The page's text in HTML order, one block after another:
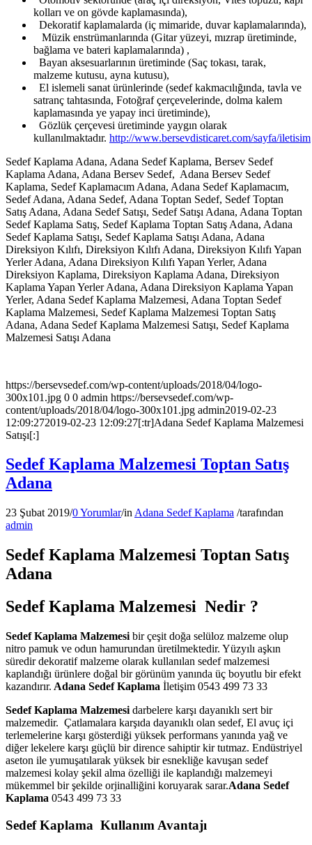
kolları ve on gövde kaplamasında),
Dekoratif kaplamalarda (iç mimaride, duvar kaplamalarında),
Müzik enstrümanlarında (Gitar yüzeyi, mızrap üretiminde,
bağlama ve bateri kaplamalarında) ,
Bayan aksesuarlarının üretiminde (Saç tokası, tarak,
malzeme kutusu, ayna kutusu),
El islemeli sanat ürünlerinde (sedef kakmacılığında, tavla ve
satranç tahtasında, Fotoğraf çerçevelerinde, dolma kalem
kaplamasında ye yapay inci üretiminde),
Gözlük çerçevesi üretiminde yaygın olarak
kullanılmaktadır. http://www.bersevdisticaret.com/sayfa/iletisim
Sedef Kaplama Adana, Adana Sedef Kaplama, Bersev Sedef
Kaplama Adana, Adana Bersev Sedef, Adana Bersev Sedef
Kaplama, Sedef Kaplamacım Adana, Adana Sedef Kaplamacım,
Sedef Adana, Adana Sedef, Adana Toptan Sedef, Sedef Toptan
Satış Adana, Adana Sedef Satışı, Sedef Satışı Adana, Adana Toptan
Sedef Kaplama Satış, Sedef Kaplama Toptan Satış Adana, Adana
Sedef Kaplama Satışı, Sedef Kaplama Satışı Adana, Adana
Direksiyon Kılıfı, Direksiyon Kılıfı Adana, Direksiyon Kılıfı Yapan
Yerler Adana, Adana Direksiyon Kılıfı Yapan Yerler, Adana
Direksiyon Kaplama, Direksiyon Kaplama Adana, Direksiyon
Kaplama Yapan Yerler Adana, Adana Direksiyon Kaplama Yapan
Yerler, Adana Sedef Kaplama Malzemesi, Adana Toptan Sedef
Kaplama Malzemesi, Sedef Kaplama Malzemesi Toptan Satış
Adana, Adana Sedef Kaplama Malzemesi Satışı, Sedef Kaplama
Malzemesi Satışı Adana
https://bersevsedef.com/wp-content/uploads/2018/04/logo-
300x101.jpg 0 0 admin https://bersevsedef.com/wp-
content/uploads/2018/04/logo-300x101.jpg admin2019-02-23
12:09:272019-02-23 12:09:27[:tr]Adana Sedef Kaplama Malzemesi
Satışı[:]
Sedef Kaplama Malzemesi Toptan Satış
Adana
23 Şubat 2019/0 Yorumlar/in Adana Sedef Kaplama /tarafından
admin
Sedef Kaplama Malzemesi Toptan Satış
Adana
Sedef Kaplama Malzemesi Nedir ?
Sedef Kaplama Malzemesi bir çeşit doğa selüloz malzeme olup
nitro pamuk ve odun hamurundan üretilmektedir. Yüzyılı aşkın
süredir dekoratif malzeme olarak kullanılan sedef malzemesi
kaplandığı ürünlere doğal bir görünüm yanında üç boyutlu bir efekt
kazandırır. Adana Sedef Kaplama İletişim 0543 499 73 33
Sedef Kaplama Malzemesi darbelere karşı dayanıklı sert bir
malzemedir. Çatlamalara karşıda dayanıklı olan sedef, El avuç içi
terlemelerine karşı gösterdiği yüksek performans yanında yağ ve
diğer lekelere karşı güçlü bir dirence sahiptir kir tutmaz. Endüstriyel
aseton ile yumuşatılarak yüksek bir esnekliğe kavuşan sedef
malzemesi kolay şekil alma özelliği ile kaplandığı malzemeyi
mükemmel bir şekilde orjinalliğini koruyarak sarar.Adana Sedef
Kaplama 0543 499 73 33
Sedef Kaplama Kullanım Avantajı